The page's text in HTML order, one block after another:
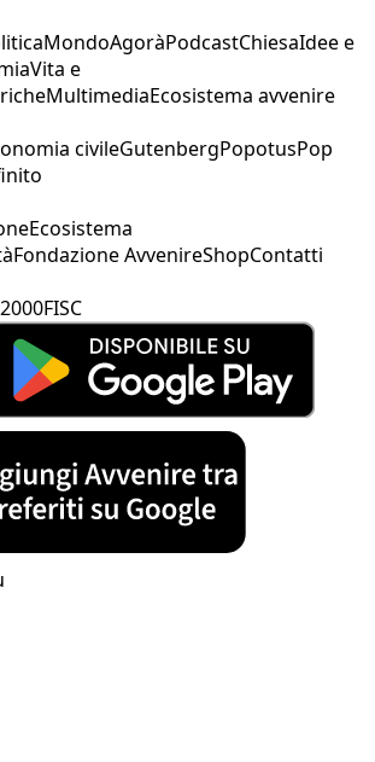
MondoAgoràPodcastChiesaIdee e
Vita e
MultimediaEcosistema avvenire
civileGutenbergPopotusPop
Ecosistema
Fondazione AvvenireShopContatti
FISC